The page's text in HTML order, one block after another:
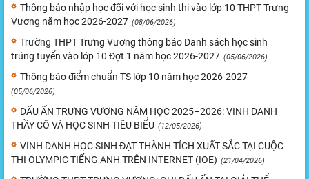
Thông báo nhập học đối với học sinh thi vào lớp 10 THPT Trưng
Vương năm học 2026-2027 (08/06/2026)
Trường THPT Trưng Vương thông báo Danh sách học sinh
trúng tuyển vào lớp 10 Đợt 1 năm học 2026-2027 (05/06/2026)
Thông báo điểm chuẩn TS lớp 10 năm học 2026-2027
(05/06/2026)
DẤU ẤN TRƯNG VƯƠNG NĂM HỌC 2025–2026: VINH DANH
THẦY CÔ VÀ HỌC SINH TIÊU BIỂU (12/05/2026)
VINH DANH HỌC SINH ĐẠT THÀNH TÍCH XUẤT SẮC TẠI CUỘC
THI OLYMPIC TIẾNG ANH TRÊN INTERNET (IOE) (21/04/2026)